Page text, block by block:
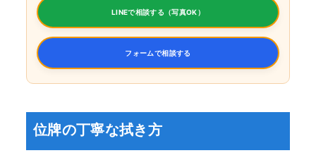
LINEで相談する（写真OK）
フォームで相談する
位牌の丁寧な拭き方